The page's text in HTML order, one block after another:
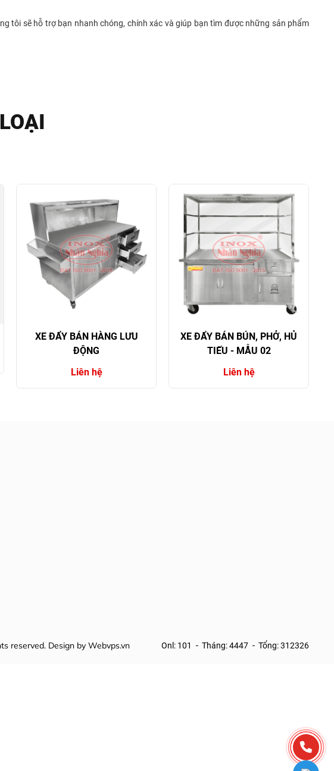
tôi sẽ hỗ trợ bạn nhanh chóng, chính xác và giúp bạn tìm được những sản phẩm
XE ĐẨY BÁN HÀNG LƯU
ĐỘNG
Liên hệ
XE ĐẨY BÁN BÚN, PHỞ, HỦ
TIẾU - MẪU 02
Liên hệ
reserved. Design by Webvps.vn Onl: 101 Tháng: 4447 Tổng: 312326